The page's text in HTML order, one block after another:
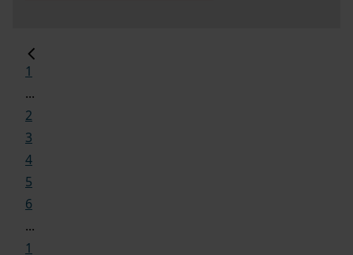
1
...
2
3
4
5
6
...
1